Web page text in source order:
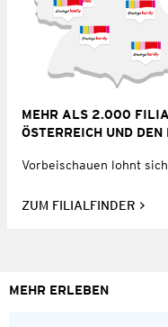
MEHR ALS 2.000
ÖSTERREICH UND
Vorbeischauen lohnt
ZUM FILIALFINDER
MEHR ERLEBEN